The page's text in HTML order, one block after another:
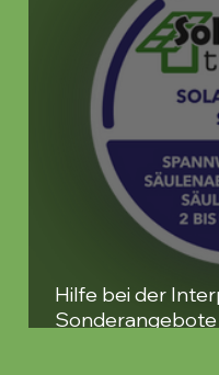
Hilfe bei der
Sonderangebote